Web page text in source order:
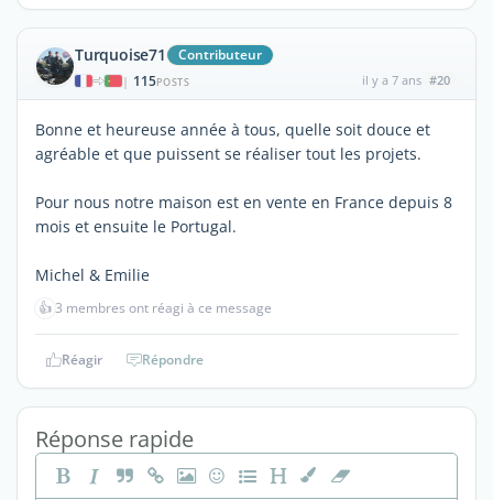
Turquoise71 Contributeur
| 115POSTS il y a 7 ans #20
Bonne et heureuse année à tous, quelle soit douce et
agréable et que puissent se réaliser tout les projets.
Pour nous notre maison est en vente en France depuis 8
mois et ensuite le Portugal.
Michel & Emilie
👍3 membres ont réagi à ce message
Réagir Répondre
Réponse rapide